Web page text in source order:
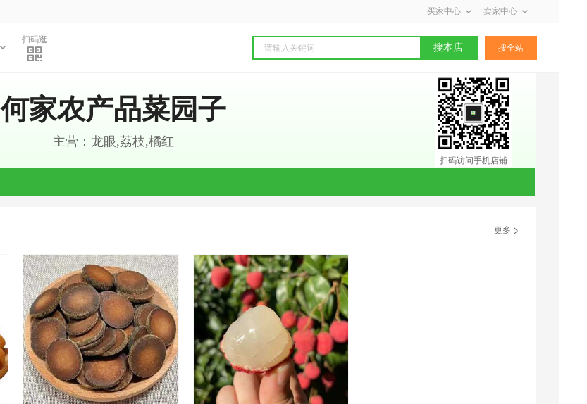
买家中心 卖家中心
扫码逛
搜本店 搜全站
何家农产品菜园子
主营：龙眼,荔枝,橘红
扫码访问手机店铺
更多